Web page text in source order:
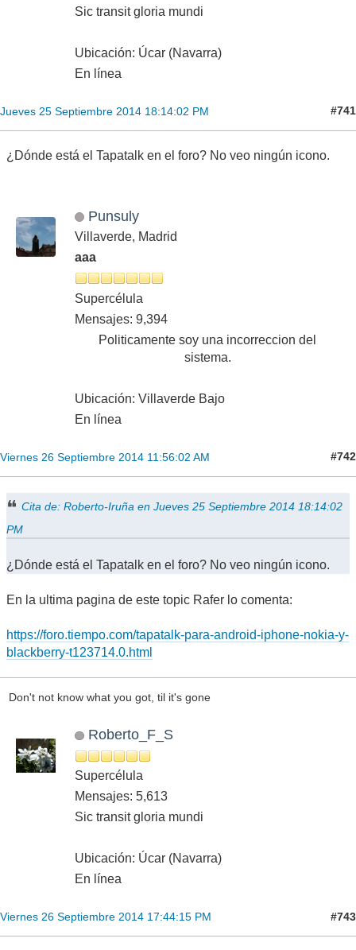
Sic transit gloria mundi
Ubicación: Úcar (Navarra)
En línea
Jueves 25 Septiembre 2014 18:14:02 PM #741
¿Dónde está el Tapatalk en el foro? No veo ningún icono.
Punsuly
Villaverde, Madrid
aaa
Supercélula
Mensajes: 9,394
Politicamente soy una incorreccion del
sistema.
Ubicación: Villaverde Bajo
En línea
Viernes 26 Septiembre 2014 11:56:02 AM #742
Cita de: Roberto-Iruña en Jueves 25 Septiembre 2014 18:14:02
PM
¿Dónde está el Tapatalk en el foro? No veo ningún icono.
En la ultima pagina de este topic Rafer lo comenta:
https://foro.tiempo.com/tapatalk-para-android-iphone-nokia-y-
blackberry-t123714.0.html
Don't not know what you got, til it's gone
Roberto_F_S
Supercélula
Mensajes: 5,613
Sic transit gloria mundi
Ubicación: Úcar (Navarra)
En línea
Viernes 26 Septiembre 2014 17:44:15 PM #743